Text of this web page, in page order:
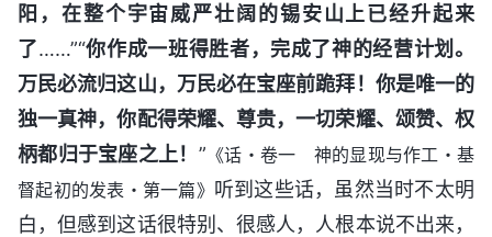
阳，在整个宇宙威严壮阔的锡安山上已经升起来
了……”“你作成一班得胜者，完成了神的经营计划。
万民必流归这山，万民必在宝座前跪拜！你是唯一的
独一真神，你配得荣耀、尊贵，一切荣耀、颂赞、权
柄都归于宝座之上！ ” 《话・卷一 神的显现与作工・基
督起初的发表・第一篇》 听到这些话，虽然当时不太明
白，但感到这话很特别、很感人，人根本说不出来，